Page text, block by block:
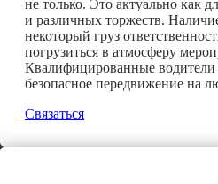
не только. Это актуально как
и различных торжеств.
некоторый груз
погрузиться в атмосферу
Квалифицированные водители
безопасное передвижение на
Связаться